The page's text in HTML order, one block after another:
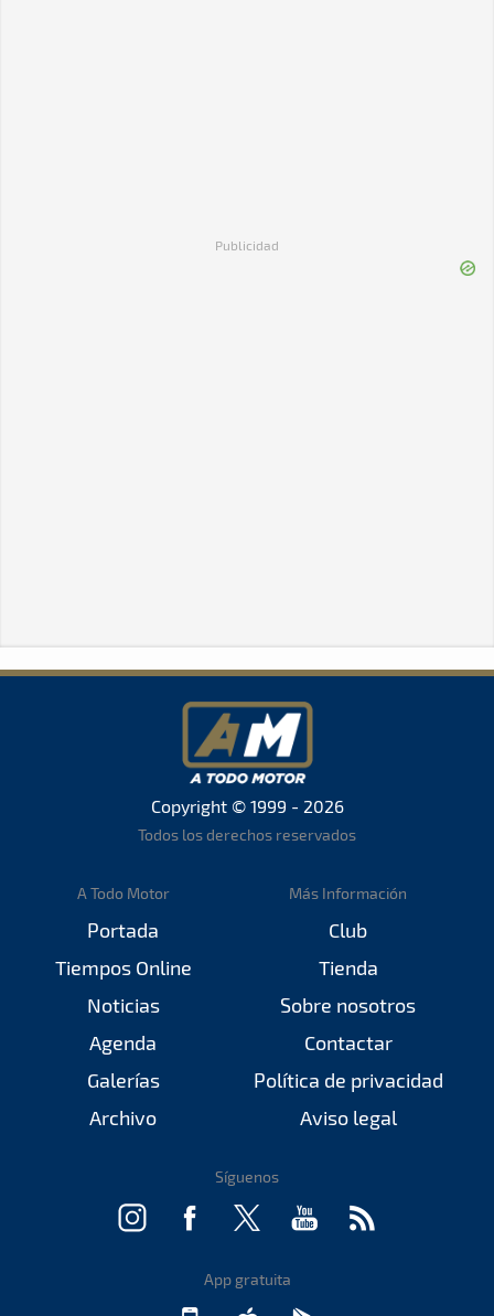
Publicidad
Copyright © 1999 - 2026
Todos los derechos reservados
A Todo Motor
Portada
Tiempos Online
Noticias
Agenda
Galerías
Archivo
Más Información
Club
Tienda
Sobre nosotros
Contactar
Política de privacidad
Aviso legal
Síguenos
App gratuita